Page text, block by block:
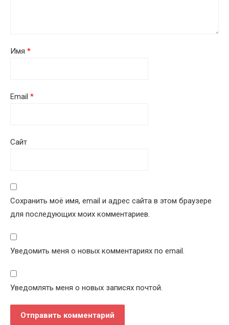
Имя *
Email *
Сайт
Сохранить моё имя, email и адрес сайта в этом браузере
для последующих моих комментариев.
Уведомить меня о новых комментариях по email.
Уведомлять меня о новых записях почтой.